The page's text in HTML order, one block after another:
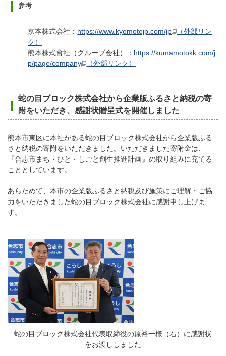
参考
京本株式会社： https://www.kyomotojp.com/jp
（外部リン
ク）
熊本株式會社（グループ会社）： https://kumamotokk.com/j
p/page/company
（外部リンク）
蛇の目ブロック株式会社から企業版ふるさと納税の寄
附をいただき、感謝状贈呈式を開催しました
熊本市東区に本社がある蛇の目ブロック株式会社から企業版ふる
さと納税の寄附をいただきました。いただきました寄附金は、
『合志市まち・ひと・しごと創生推進計画』の取り組みに充てる
こととしています。
あらためて、本市の企業版ふるさと納税及び施策にご理解・ご協
力をいただきました蛇の目ブロック株式会社に感謝申し上げま
す。
蛇の目ブロック株式会社代表取締役の原裕一様（右）に感謝状
をお渡ししました